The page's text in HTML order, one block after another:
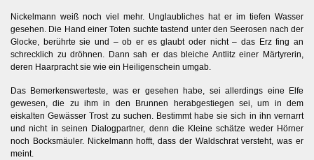
Nickelmann weiß noch viel mehr. Unglaubliches hat er im tiefen Wasser
gesehen. Die Hand einer Toten suchte tastend unter den Seerosen nach der
Glocke, berührte sie und – ob er es glaubt oder nicht – das Erz fing an
schrecklich zu dröhnen. Dann sah er das bleiche Antlitz einer Märtyrerin,
deren Haarpracht sie wie ein Heiligenschein umgab.
Das Bemerkenswerteste, was er gesehen habe, sei allerdings eine Elfe
gewesen, die zu ihm in den Brunnen herabgestiegen sei, um in dem
eiskalten Gewässer Trost zu suchen. Bestimmt habe sie sich in ihn vernarrt
und nicht in seinen Dialogpartner, denn die Kleine schätze weder Hörner
noch Bocksmäuler. Nickelmann hofft, dass der Waldschrat versteht, was er
meint.